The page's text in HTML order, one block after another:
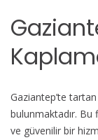
Gaziantep’te
bulunmaktadır. Bu
ve güvenilir bir